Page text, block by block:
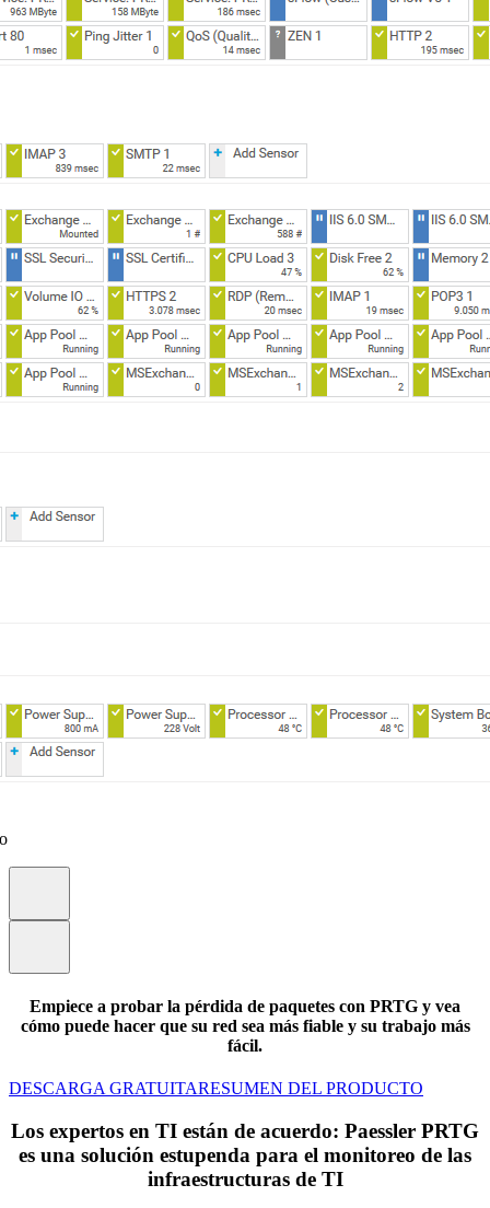
Empiece a probar la pérdida de paquetes con PRTG y vea
cómo puede hacer que su red sea más fiable y su trabajo más
fácil.
DESCARGA GRATUITARESUMEN DEL PRODUCTO
Los expertos en TI están de acuerdo: Paessler PRTG
es una solución estupenda para el monitoreo de las
infraestructuras de TI